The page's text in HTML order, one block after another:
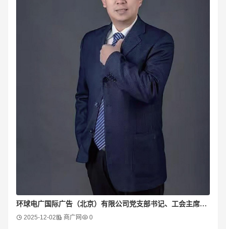
环球电广国际广告（北京）有限公司党支部书记、工会主席陈海斌
2025-12-02 商广网 0